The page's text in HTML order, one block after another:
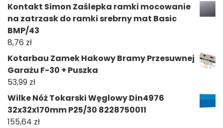
Kontakt Simon Zaślepka ramki mocowanie
na zatrzask do ramki srebrny mat Basic
BMP/43
8,76 zł
Kotarbau Zamek Hakowy Bramy Przesuwnej
Garażu F-30 + Puszka
53,99 zł
Wilke Nóż Tokarski Węglowy Din4976
32x32x170mm P25/30 8228750011
155,64 zł